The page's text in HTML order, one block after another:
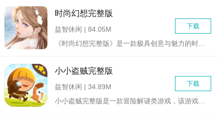
时尚幻想完整版
下载
益智休闲 | 84.05M
《时尚幻想完整版》是一款极具创意与魅力的时尚主题模拟经营类游...
小小盗贼完整版
下载
益智休闲 | 34.89M
小小盗贼完整版是一款冒险解谜类游戏，该游戏讲述了一个小贼为了...